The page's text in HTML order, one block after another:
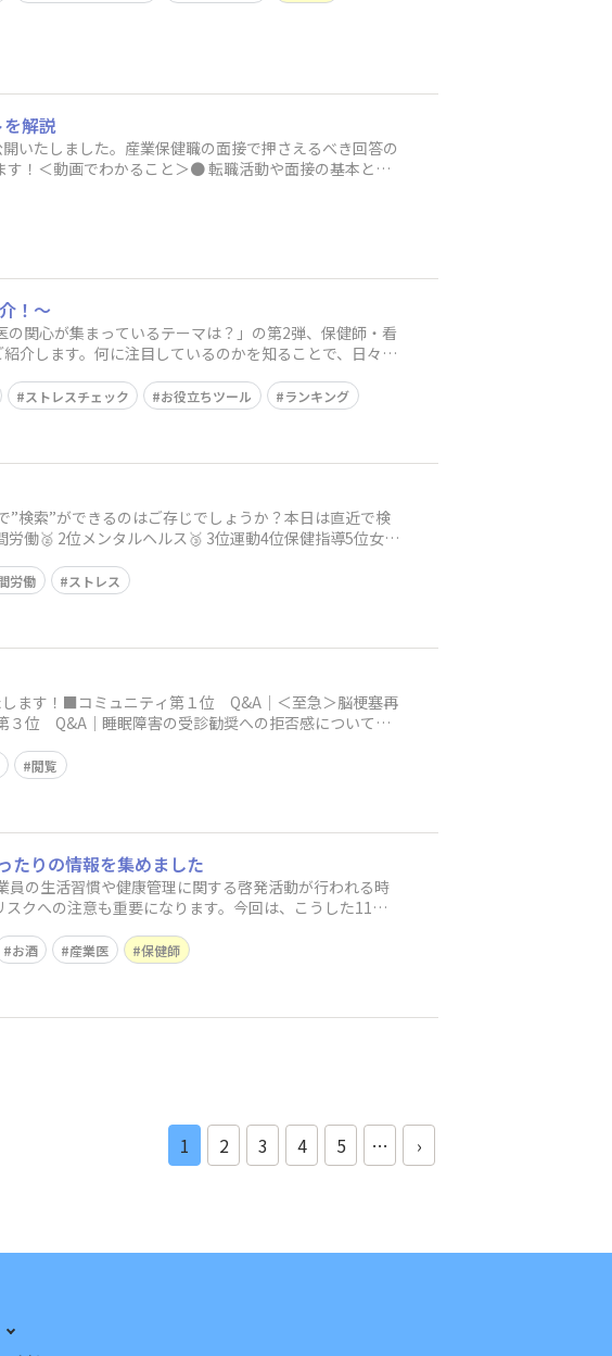
解説
いたしました。産業保健職の面接で押さえるべき回答の
！＜動画でわかること＞● 転職活動や面接の基本と
！～
関心が集まっているテーマは？」の第2弾、保健師・看
介します。何に注目しているのかを知ることで、日々の
ストレスチェック お役立ちツール ランキング
検索”ができるのはご存じでしょうか？本日は直近で検
働🥈 2位メンタルヘルス🥉 3位運動4位保健指導5位女性
労働 ストレス
ます！■コミュニティ第１位 Q&A｜＜至急＞脳梗塞再
３位 Q&A｜睡眠障害の受診勧奨への拒否感について■
閲覧
たりの情報を集めました
の生活習慣や健康管理に関する啓発活動が行われる時
クへの注意も重要になります。今回は、こうした11月
お酒 産業医 保健師
1 2 3 4 5 … ›